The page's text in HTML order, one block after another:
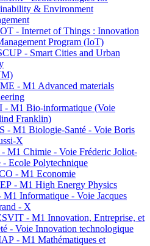
& Environment
- Internet of Things : Innovation
Program (IoT)
- Smart Cities and Urban
- M1 Advanced materials
- M1 Bio-informatique (Voie
Franklin)
- M1 Biologie-Santé - Voie Boris
X
M1 Chimie - Voie Fréderic Joliot-
- Ecole Polytechnique
- M1 Economie
- M1 High Energy Physics
Informatique - Voie Jacques
- X
- M1 Innovation, Entreprise, et
- Voie Innovation technologique
- M1 Mathématiques et